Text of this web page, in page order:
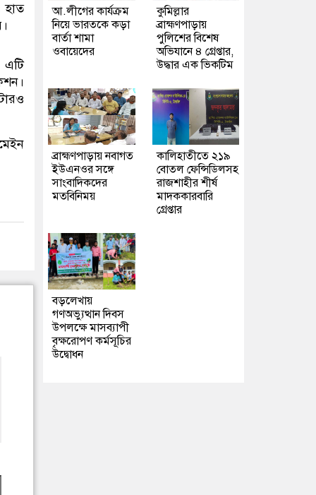
হাত
এটি
আ.লীগের কার্যক্রম
নিয়ে ভারতকে কড়া
বার্তা শামা
ওবায়েদের
কুমিল্লার
ব্রাহ্মণপাড়ায়
পুলিশের বিশেষ
অভিযানে ৪ গ্রেপ্তার,
উদ্ধার এক ভিকটিম
ব্রাহ্মণপাড়ায় নবাগত
ইউএনওর সঙ্গে
সাংবাদিকদের
মতবিনিময়
কালিহাতীতে ২১৯
বোতল ফেন্সিডিলসহ
রাজশাহীর শীর্ষ
মাদককারবারি
গ্রেপ্তার
বড়লেখায়
গণঅভ্যুত্থান দিবস
উপলক্ষে মাসব্যাপী
বৃক্ষরোপণ কর্মসূচির
উদ্বোধন